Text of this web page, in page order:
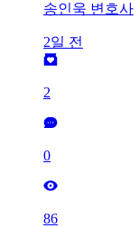
송인욱 변호사
2일 전
2
0
86